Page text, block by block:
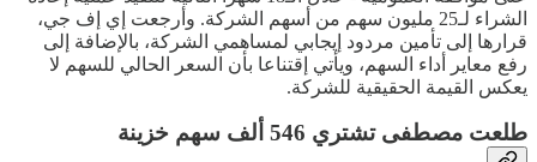
الشراء لـ25 مليون سهم من أسهم الشركة. وأرجعت إي إف جي،
قرارها إلى تأمين مردود إيجابي لمساهمي الشركة، بالإضافة إلى
رفع معاير أداء السهم، ويأتي إقتناعا بأن السعر الحالي للسهم لا
يعكس القيمة الحقيقية للشركة.
طلعت مصطفى تشتري 546 ألف سهم خزينة